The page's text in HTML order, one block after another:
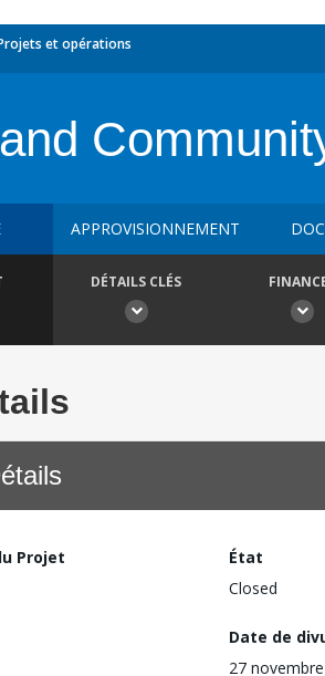
et opérations
APPROVISIONNEMENT
DÉTAILS CLÉS
Projet
État
Closed
Date de
27